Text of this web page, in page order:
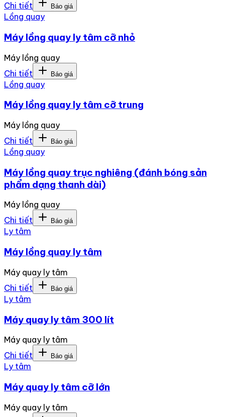
Chi tiết
Báo giá
Lồng quay
Máy lồng quay ly tâm cỡ nhỏ
Máy lồng quay
Chi tiết
Báo giá
Lồng quay
Máy lồng quay ly tâm cỡ trung
Máy lồng quay
Chi tiết
Báo giá
Lồng quay
Máy lồng quay trục nghiêng (đánh bóng sản
phẩm dạng thanh dài)
Máy lồng quay
Chi tiết
Báo giá
Ly tâm
Máy lồng quay ly tâm
Máy quay ly tâm
Chi tiết
Báo giá
Ly tâm
Máy quay ly tâm 300 lít
Máy quay ly tâm
Chi tiết
Báo giá
Ly tâm
Máy quay ly tâm cỡ lớn
Máy quay ly tâm